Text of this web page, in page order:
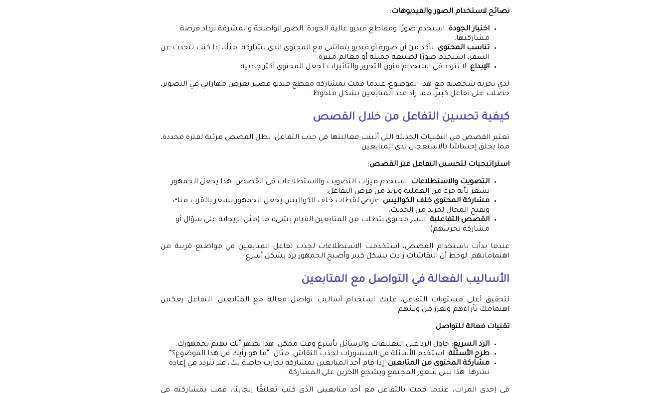
نصائح لاستخدام الصور والفيديوهات:
اختيار الجودة: استخدم صورًا ومقاطع فيديو عالية الجودة. الصور الواضحة والمشرقة تزداد فرصة
مشاركتها.
تناسب المحتوى: تأكد من أن صورة أو فيديو يتماشى مع المحتوى الذي تشاركه. مثلًا، إذا كنت تتحدث عن
السفر، استخدم صورًا لطبيعة جميلة أو معالم مثيرة.
الإبداع: لا تتردد في استخدام فنون التحرير والتأثيرات لجعل المحتوى أكثر جاذبية.
لدي تجربة شخصية مع هذا الموضوع؛ عندما قمت بمشاركة مقطع فيديو قصير يعرض مهاراتي في التصوير،
حصلت على تفاعل كبير، مما زاد عدد المتابعين بشكل ملحوظ.
كيفية تحسين التفاعل من خلال القصص
تعتبر القصص من التقنيات الحديثة التي أثبتت فعاليتها في جذب التفاعل. تظل القصص مرئية لفترة محددة،
مما يخلق إحساسًا بالاستعجال لدى المتابعين.
استراتيجيات لتحسين التفاعل عبر القصص:
التصويت والاستطلاعات: استخدم ميزات التصويت والاستطلاعات في القصص. هذا يجعل الجمهور
يشعر بأنه جزء من العملية ويزيد من فرص التفاعل.
مشاركة المحتوى خلف الكواليس: عرض لقطات خلف الكواليس يجعل الجمهور يشعر بالقرب منك
ويفتح المجال لمزيد من الحديث.
القصص التفاعلية: انشر محتوى يتطلب من المتابعين القيام بشيء ما (مثل الإيجابة على سؤال أو
مشاركة تجربتهم).
عندما بدأت باستخدام القصص، استخدمت الاستطلاعات لجذب تفاعل المتابعين في مواضيع قريبة من
اهتماماتهم. لوحظ أن النقاشات زادت بشكل كبير وأصبح الجمهور يرد بشكل أسرع.
الأساليب الفعالة في التواصل مع المتابعين
لتحقيق أعلى مستويات التفاعل، عليك استخدام أساليب تواصل فعالة مع المتابعين. التفاعل يعكس
اهتمامك بآراءهم ويعزز من ولائهم.
تقنيات فعالة للتواصل:
الرد السريع: حاول الرد على التعليقات والرسائل بأسرع وقت ممكن. هذا يظهر أنك تهتم بجمهورك.
طرح الأسئلة: استخدم الأسئلة في المنشورات لجذب النقاش. مثال: “ما هو رأيك في هذا الموضوع؟”
مشاركة المحتوى من المتابعين: إذا قام أحد المتابعين بمشاركة تجارب خاصة بك، فلا تتردد في إعادة
نشرها. هذا يبني شعور المجتمع ويشجع الآخرين على المشاركة.
في إحدى المرات، عندما قمت بالتفاعل مع أحد متابعيني الذي كتب تعليقًا إيجابيًا، قمت بمشاركته في